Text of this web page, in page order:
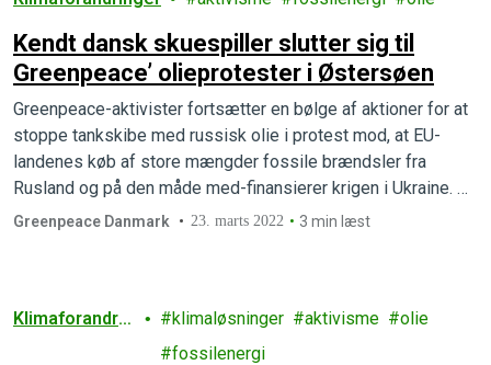
Kendt dansk skuespiller slutter sig til
Greenpeace’ olieprotester i Østersøen
Greenpeace-aktivister fortsætter en bølge af aktioner for at
stoppe tankskibe med russisk olie i protest mod, at EU-
landenes køb af store mængder fossile brændsler fra
Rusland og på den måde med-finansierer krigen i Ukraine. Nu
har skuespilleren Carsten Bjørnlund sluttet sig til en ny
Greenpeace Danmark 23. marts 2022 3 min læst
Klimaforandrin
klimaløsninger aktivisme
olie
fossilenergi